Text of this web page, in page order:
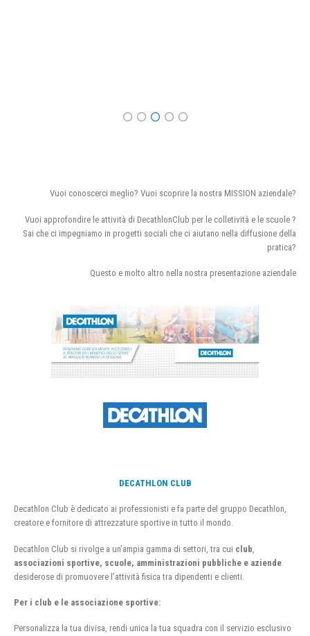
Vuoi conoscerci meglio? Vuoi scoprire la nostra MISSION aziendale?
Vuoi approfondire le attività di DecathlonClub per le colletività e le scuole ?
Sai che ci impegniamo in progetti sociali che ci aiutano nella diffusione della
pratica?
Questo e molto altro nella nostra presentazione aziendale
DECATHLON CLUB
Decathlon Club è dedicato ai professionisti e fa parte del gruppo Decathlon,
creatore e fornitore di attrezzature sportive in tutto il mondo.
Decathlon Club si rivolge a un’ampia gamma di settori, tra cui club
associazioni sportive, scuole, amministrazioni pubbliche e aziende
desiderose di promuovere l’attività fisica tra dipendenti e clienti.
Per i club e le associazione sportive:
Personalizza la tua divisa, rendi unica la tua squadra con il servizio esclusivo